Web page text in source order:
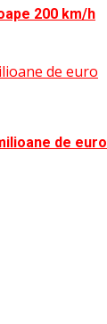
200 km/h
de euro
de euro